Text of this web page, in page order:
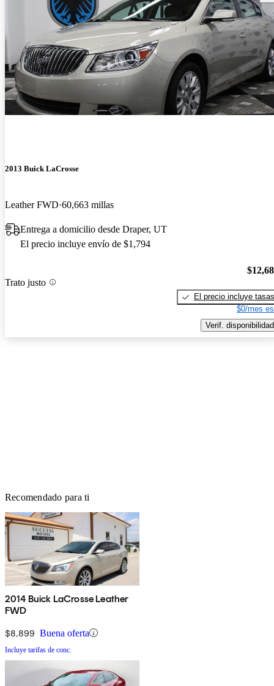
2013 Buick LaCrosse
Leather FWD 60,663 millas
Entrega a domicilio desde Draper, UT
El precio incluye envío de $1,794
Trato justo
El precio incluye tasas
$0/mes
Verif. disponibilidad
Recomendado para ti
2014 Buick LaCrosse Leather
FWD
$8,899 Buena oferta
Incluye tarifas de conc.